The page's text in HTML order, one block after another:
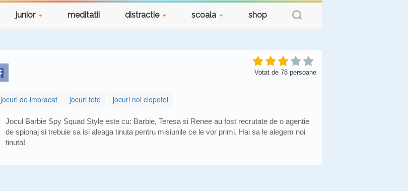
junior meditatii distractie scoala shop
Votat de 78 persoane
jocuri de imbracat jocuri fete jocuri noi clopotel
Jocul Barbie Spy Squad Style este cu: Barbie, Teresa si Renee au fost recrutate de o agentie
de spionaj si trebuie sa isi aleaga tinuta pentru misiunile ce le vor primi. Hai sa le alegem noi
tinuta!